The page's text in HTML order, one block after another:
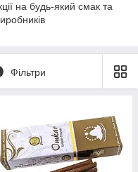
на будь-який смак та
Фільтри